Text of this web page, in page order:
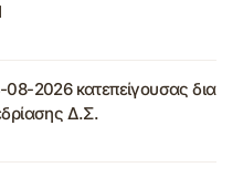
2026 κατεπείγουσας δια
Δ.Σ.